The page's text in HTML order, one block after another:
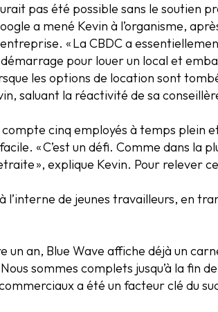
pas été possible sans le soutien
a mené Kevin à l’organisme,
« La CBDC a
pour louer un local et
les options de location sont
saluant la réactivité de sa
compte cinq employés à temps
« C’est un défi. Comme dans la
», explique Kevin. Pour relever
l’interne de jeunes travailleurs, en
un an, Blue Wave affiche déjà un
sommes complets jusqu’à la fin
a été un facteur clé du